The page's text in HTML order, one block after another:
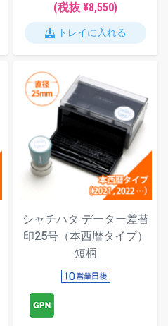
(税抜 ¥8,550)
トレイに入れる
シャチハタ データー差替
印25号（本西暦タイプ）
短柄